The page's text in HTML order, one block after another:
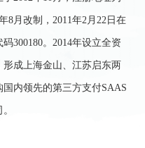
8月改制，2011年2月22日在
300180。2014年设立全资
成上海金山、江苏启东两
内领先的第三方支付SAAS